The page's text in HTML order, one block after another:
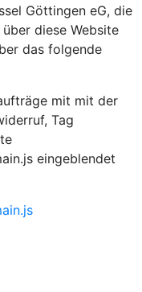
Göttingen eG, die
diese Website
das folgende
mit mit der
Tag
eingeblendet